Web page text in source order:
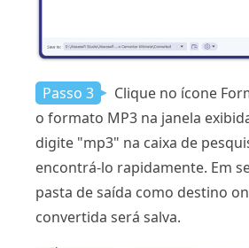
Passo 3
Clique no ícone
o formato MP3 na janela
digite "mp3" na caixa de
encontrá-lo rapidamente. Em
pasta de saída como destino
convertida será salva.